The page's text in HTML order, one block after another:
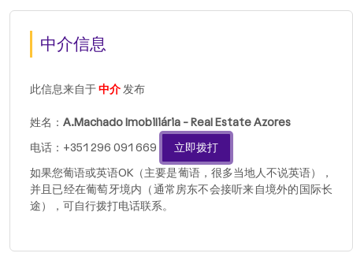
中介信息
此信息来自于中介发布
姓名： A.Machado Imobiliária - Real Estate Azores
电话：+351 296 091 669
立即拨打
如果您葡语或英语OK（主要是葡语，很多当地人不说英语），
并且已经在葡萄牙境内（通常房东不会接听来自境外的国际长
途），可自行拨打电话联系。